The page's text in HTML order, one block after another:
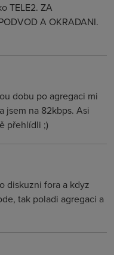
TELE2. ZA
A OKRADANI.
dobu po agregaci mi
jsem na 82kbps. Asi
přehlídli ;)
diskuzni fora a kdyz
tak poladi agregaci a